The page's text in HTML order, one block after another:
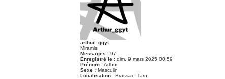
arthur_ggyt
Miramis
Messages : 97
Enregistré le : dim. 9 mars 2025 00:59
Prénom :Arthur
Sexe : Masculin
Localisation : Brassac, Tarn